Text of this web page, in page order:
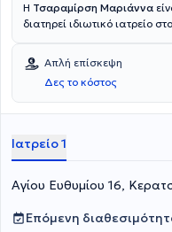
Η Τσαραμίρση Μαριάννα
διατηρεί ιδιωτικό ιατρείο
στο Θεραπευτήριο
Απλή επίσκεψη
Δες το κόστος
Ιατρείο 1
Αγίου Ευθυμίου 16,
Επόμενη